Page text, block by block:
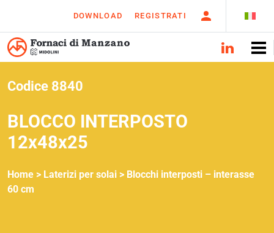
DOWNLOAD REGISTRATI
Codice 8840
BLOCCO INTERPOSTO
12x48x25
Home > Laterizi per solai > Blocchi interposti – interasse
60 cm